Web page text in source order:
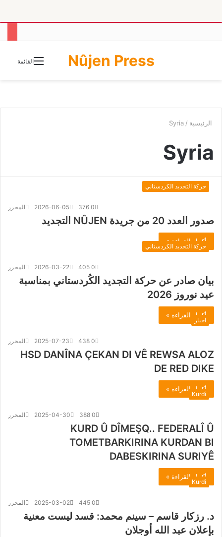
Nûjen Press القائمة
الرئيسية /
Syria
Syria
حركة التجديد الكردستاني
المحرر 2026-06-05 0
صدور العدد 20 من جريدة NÛJEN التجديد
أكمل القراءة »
حركة التجديد الكردستاني
المحرر 2026-03-22 0
بيان صادر عن حركة التجديد الكُردستاني بمناسبة
عيد نوروز 2026
أكمل القراءة »
اخبار
المحرر 2025-07-23 0
HSD DANÎNA ÇEKAN DI VÊ REWSA ALOZ
DE RED DIKE
أكمل القراءة »
Kurdî
المحرر 2025-04-30 0
KURD Û DÎMEŞQ.. FEDERALÎ Û
TOMETBARKIRINA KURDAN BI
DABESKIRINA SURIYÊ
أكمل القراءة »
Kurdî
المحرر 2025-03-02 0
د. رزكار قاسم – سينم محمد: قسد ليست معنية
بإعلان عبد الله أوجلان